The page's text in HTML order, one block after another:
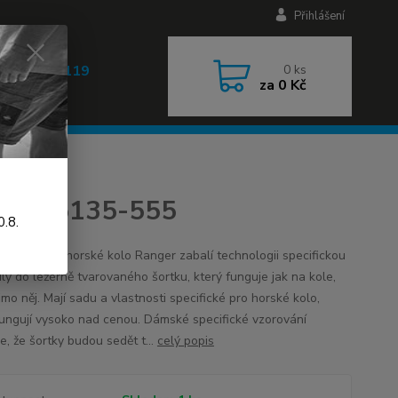
Přihlášení
030 119
17h)
0 ks
za 0 Kč
25135-555
šortky na horské kolo Ranger zabalí technologii specifickou
do ležérně tvarovaného šortku, který funguje jak na kole,
něj. Mají sadu a vlastnosti specifické pro horské kolo,
vysoko nad cenou. Dámské specifické vzorování
že šortky budou sedět t... celý popis